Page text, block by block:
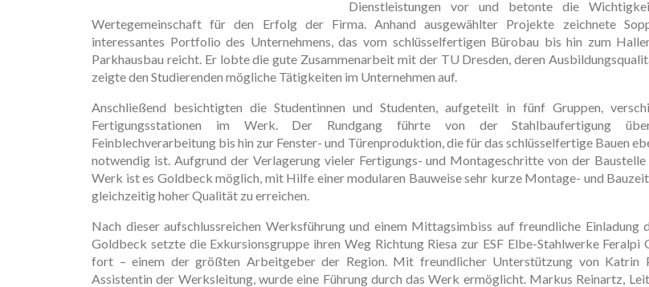
Dienstleistungen vor und betonte die
Wertegemeinschaft für den Erfolg der Firma. Anhand ausgewählter Projekte zeichnete
interessantes Portfolio des Unternehmens, das vom schlüsselfertigen Bürobau bis hin zum
Parkhausbau reicht. Er lobte die gute Zusammenarbeit mit der TU Dresden, deren
zeigte den Studierenden mögliche Tätigkeiten im Unternehmen auf.
Anschließend besichtigten die Studentinnen und Studenten, aufgeteilt in fünf Gruppen,
Fertigungsstationen im Werk. Der Rundgang führte von der Stahlbaufertigung
Feinblechverarbeitung bis hin zur Fenster- und Türenproduktion, die für das schlüsselfertige Bauen
notwendig ist. Aufgrund der Verlagerung vieler Fertigungs- und Montageschritte von der Baustelle
Werk ist es Goldbeck möglich, mit Hilfe einer modularen Bauweise sehr kurze Montage- und
gleichzeitig hoher Qualität zu erreichen.
Nach dieser aufschlussreichen Werksführung und einem Mittagsimbiss auf freundliche Einladung
Goldbeck setzte die Exkursionsgruppe ihren Weg Richtung Riesa zur ESF Elbe-Stahlwerke Feralpi
fort – einem der größten Arbeitgeber der Region. Mit freundlicher Unterstützung von Katrin
Assistentin der Werksleitung, wurde eine Führung durch das Werk ermöglicht. Markus Reinartz,